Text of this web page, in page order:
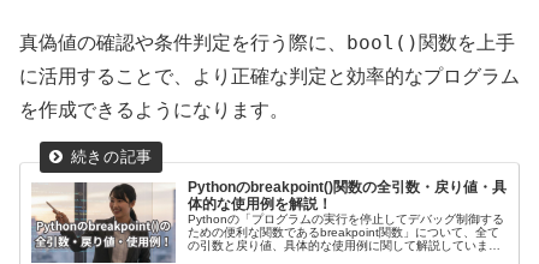
真偽値の確認や条件判定を行う際に、 bool() 関数を上手
に活用することで、より正確な判定と効率的なプログラム
を作成できるようになります。
Pythonのbreakpoint()関数の全引数・戻り値・具
体的な使用例を解説！
Pythonの「プログラムの実行を停止してデバッグ制御する
ための便利な関数であるbreakpoint関数」について、全て
の引数と戻り値、具体的な使用例に関して解説していま